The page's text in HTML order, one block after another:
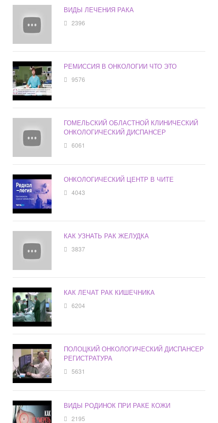
ВИДЫ ЛЕЧЕНИЯ РАКА
2396
РЕМИССИЯ В ОНКОЛОГИИ ЧТО ЭТО
9576
ГОМЕЛЬСКИЙ ОБЛАСТНОЙ КЛИНИЧЕСКИЙ
ОНКОЛОГИЧЕСКИЙ ДИСПАНСЕР
6061
ОНКОЛОГИЧЕСКИЙ ЦЕНТР В ЧИТЕ
4043
КАК УЗНАТЬ РАК ЖЕЛУДКА
3837
КАК ЛЕЧАТ РАК КИШЕЧНИКА
6204
ПОЛОЦКИЙ ОНКОЛОГИЧЕСКИЙ ДИСПАНСЕР
РЕГИСТРАТУРА
5631
ВИДЫ РОДИНОК ПРИ РАКЕ КОЖИ
2195